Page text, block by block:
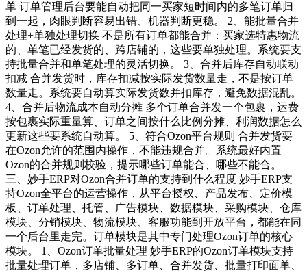
单 订单管理后台要能自动把同一买家短时间内的多笔订单归
到一起，肉眼判断容易出错、机器判断更稳。 2、能批量合并
处理+单独处理切换 不是所有订单都能合并：买家选特惠物流
的、单笔已经发货的、跨店铺的，这些要单独处理。系统要支
持批量合并和单笔处理的灵活切换。 3、合并后库存自动联动
扣减 合并发货时，库存扣减按实际发货数量走，不是按订单
数量走。系统要自动算实际发货数并扣库存，避免数据混乱。
4、合并后物流成本自动分摊 多个订单合并发一个包裹，运费
按包裹实际重量算、订单之间按什么比例分摊、利润数据怎么
更新这些要系统自动算。 5、符合Ozon平台规则 合并发货要
在Ozon允许的范围内操作，不能违规合并。系统最好内置
Ozon的合并规则校验，提示哪些订单能合、哪些不能合。
三、妙手ERP对Ozon合并订单的支持到什么程度 妙手ERP支
持Ozon全平台的运营操作，从平台授权、产品发布、定价模
板、订单处理、托管、广告模块、数据模块、采购模块、仓库
模块、分销模块、物流模块、客服功能到开放平台，都能在同
一个后台里走完。订单模块是其中专门处理Ozon订单的核心
模块。 1、Ozon订单批量处理 妙手ERP的Ozon订单模块支持
批量处理订单，多店铺、多订单、合并发货、批量打印面单、